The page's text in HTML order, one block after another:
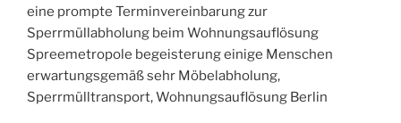
eine prompte Terminvereinbarung zur
Sperrmüllabholung beim Wohnungsauflösung
Spreemetropole begeisterung einige Menschen
erwartungsgemäß sehr Möbelabholung,
Sperrmülltransport, Wohnungsauflösung Berlin